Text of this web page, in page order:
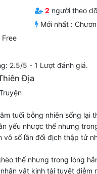
2 người theo
Mới nhất :
Free
2.5/5 - 1 Lượt đánh giá.
Địa
tuổi bỗng nhiên sống lại
yếu nhược thế nhưng
số lần đối địch thập tử
thế nhưng trong lòng
vật kinh tài tuyệt diễm